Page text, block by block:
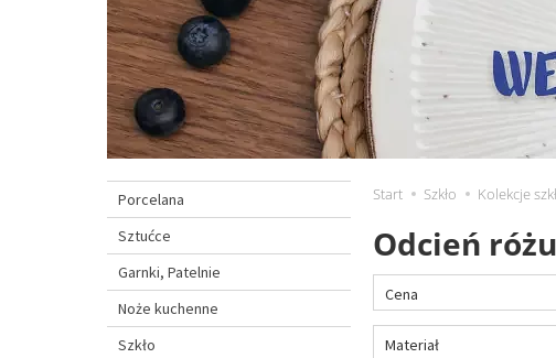
Start Szkło Kolekcje
Odcień
Cena
Materiał
Porcelana
Sztućce
Garnki, Patelnie
Noże kuchenne
Szkło